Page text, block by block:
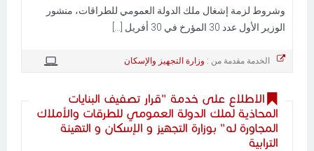
وشروط لزمة إشغال ملك الدولة العمومي للطراقات، منشور
الوزير الأول عدد 30 المؤرخ في 30 أفريل [...]
الخدمة مقدمة من : وزارة التجهيز والإسكان
الاطلاع على خدمة "قرار تصفيف البنايات
المحاذية لملك الدولة العمومي للطرقات والأملاك
المجاورة له" بوزارة التجهيز و الإسكان و التهيئة
الترابية